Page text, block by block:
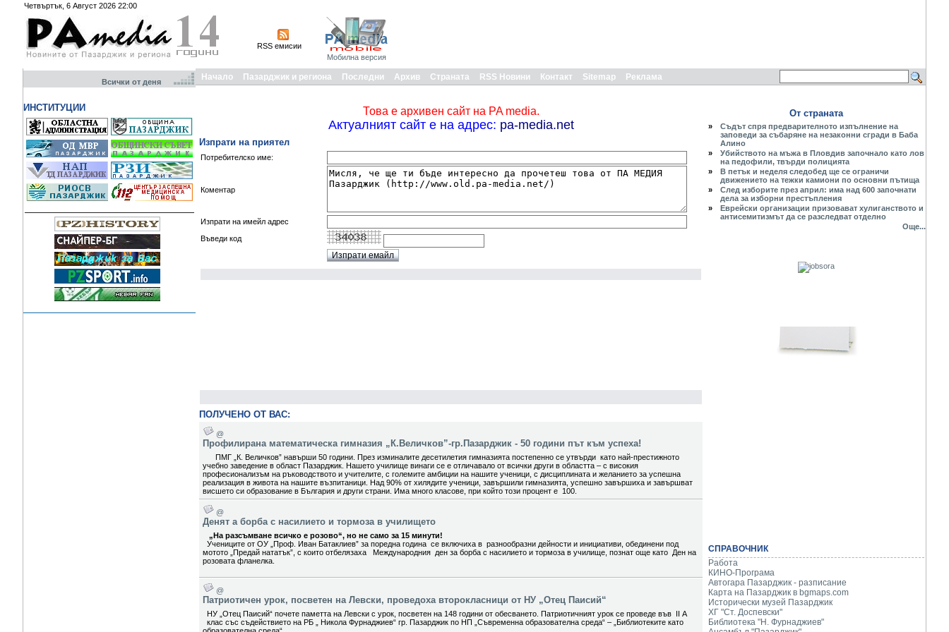
Четвъртък, 6 Август 2026 22:00
RSS емисии
Мобилна версия
Всички от деня
ИНСТИТУЦИИ
Начало Пазарджик и региона Последни Архив Страната RSS Новини Контакт Sitemap Реклама
Това е архивен сайт на PA media.
Актуалният сайт е на адрес: pa-media.net
Изпрати на приятел
Потребителско име:
Коментар
Изпрати на имейл адрес
Въведи код
ПОЛУЧЕНО ОТ ВАС:
@
Профилирана математическа гимназия „К.Величков”-гр.Пазарджик - 50 години път към успеха!
ПМГ „К. Величков” навърши 50 години. През изминалите десетилетия гимназията постепенно се утвърди като най-престижното
учебно заведение в област Пазарджик. Нашето училище винаги се е отличавало от всички други в областта – с високия
професионализъм на ръководството и учителите, с големите амбиции на нашите ученици, с дисциплината и желанието за успешна
реализация в живота на нашите възпитаници. Над 90% от хилядите ученици, завършили гимназията, успешно завършиха и завършват
висшето си образование в България и други страни. Има много класове, при който този процент е 100.
@
Денят а борба с насилието и тормоза в училището
„На разсъмване всичко е розово“, но не само за 15 минути!
Учениците от ОУ „Проф. Иван Батаклиев” за поредна година се включиха в разнообразни дейности и инициативи, обединени под
мотото „Предай нататък”, с които отбелязаха Международния ден за борба с насилието и тормоза в училище, познат още като Ден на
розовата фланелка.
@
Патриотичен урок, посветен на Левски, проведоха второкласници от НУ „Отец Паисий“
НУ „Отец Паисий“ почете паметта на Левски с урок, посветен на 148 години от обесването. Патриотичният урок се проведе във II А
клас със съдействието на РБ „ Никола Фурнаджиев“ гр. Пазарджик по НП „Съвременна образователна среда“ – „Библиотеките като
От страната
»
Съдът спря предварителното изпълнение на
заповеди за събаряне на незаконни сгради в Баба
Алино
»
Убийството на мъжа в Пловдив започнало като лов
на педофили, твърди полицията
»
В петък и неделя следобед ще се ограничи
движението на тежки камиони по основни пътища
»
След изборите през април: има над 600 започнати
дела за изборни престъпления
»
Еврейски организации призовават хулиганството и
антисемитизмът да се разследват отделно
Още...
СПРАВОЧНИК
Работа
КИНО-Програма
Автогара Пазарджик - разписание
Карта на Пазарджик в bgmaps.com
Исторически музей Пазарджик
ХГ "Ст. Доспевски"
Библиотека "Н. Фурнаджиев"